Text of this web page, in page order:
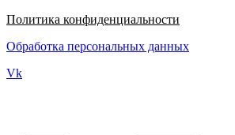
Политика конфиденциальности
Обработка персональных данных
Vk